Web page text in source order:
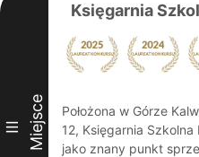
III Miejsce
Księgarnia
Położona w Górze
12, Księgarnia Szkolna
jako znany punkt